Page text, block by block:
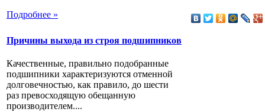
Подробнее »
Причины выхода из строя подшипников
Качественные, правильно подобранные
подшипники характеризуются отменной
долговечностью, как правило, до шести
раз превосходящую обещанную
производителем....